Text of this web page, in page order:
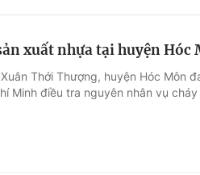
Thị trường
xuất nhựa tại huyện Hóc
Thới Thượng, huyện Hóc Môn
Minh điều tra nguyên nhân vụ